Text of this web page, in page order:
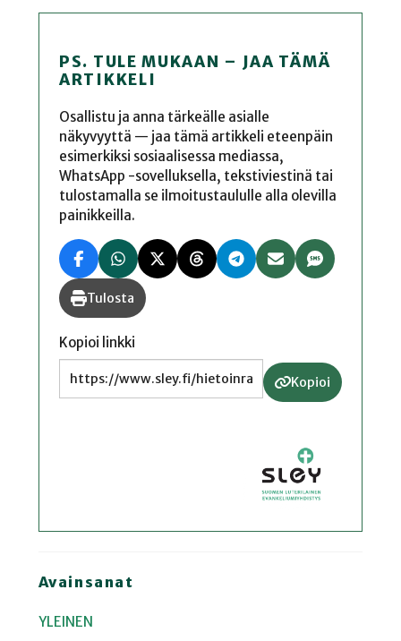
PS. TULE MUKAAN – JAA TÄMÄ
ARTIKKELI
Osallistu ja anna tärkeälle asialle
näkyvyyttä — jaa tämä artikkeli eteenpäin
esimerkiksi sosiaalisessa mediassa,
WhatsApp -sovelluksella, tekstiviestinä tai
tulostamalla se ilmoitustaululle alla olevilla
painikkeilla.
Tulosta
Kopioi linkki
Kopioi
Avainsanat
YLEINEN